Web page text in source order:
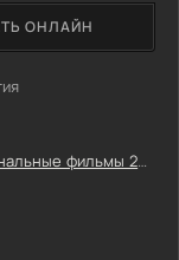
фильмы 2025
ОНЛАЙН